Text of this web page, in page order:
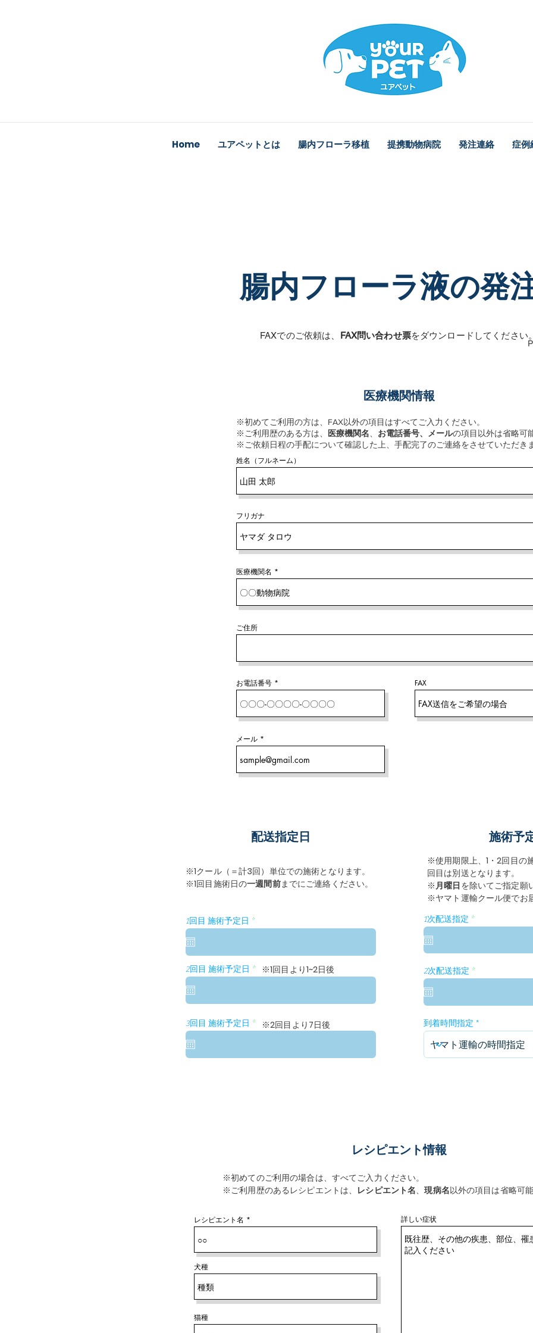
Home ユアペットとは 腸内フローラ移植 提携動物病院 発注連絡 症例
腸内フローラ液の発
FAXでのご依頼は、 FAX問い合わせ票をダウンロードしてください
​医療機関情報
※初めてご利用の方は、FAX以外の項目はすべてご入力ください。
※ご利用歴のある方は、
医療機関名 お電話番号、メールの項目以外は省略可
※ご依頼日程の手配について確認した上、手配完了のご連絡をさせていただき
姓名（フルネーム）
フリガナ
医療機関名
ご住所
お電話番号 FAX
メール
配送指定日
※1クール（＝計3回）単位での施術となります。
※1回目施術日の一週間前までにご連絡ください。
1回目 施術予定日 *r
e
i
e
d
2回目 施術予定日 *r
e
i
e
※1回目より1~2日後
3回目 施術予定日 *r
e
i
※2回目より7日後
施術予
※使用期限上、1・2回目の
回目は別送となります。
※月曜日 を除いてご指定願
​※ヤマト運輸クール便でお
1次配送指定 *r
e
i
e
d
2次配送指定 *r
e
i
e
d
到着時間指定
レシピエント情報
※​初めてのご利用の場合は、すべてご入力ください。
※ご利用歴のあるレシピエントは、 レシピエント名、現病名以外の項目は省略可
レシピエント名
犬種
猫種
詳しい症状